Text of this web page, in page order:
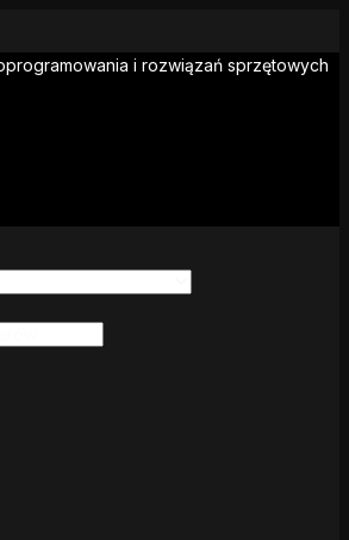
i rozwiązań sprzętowych